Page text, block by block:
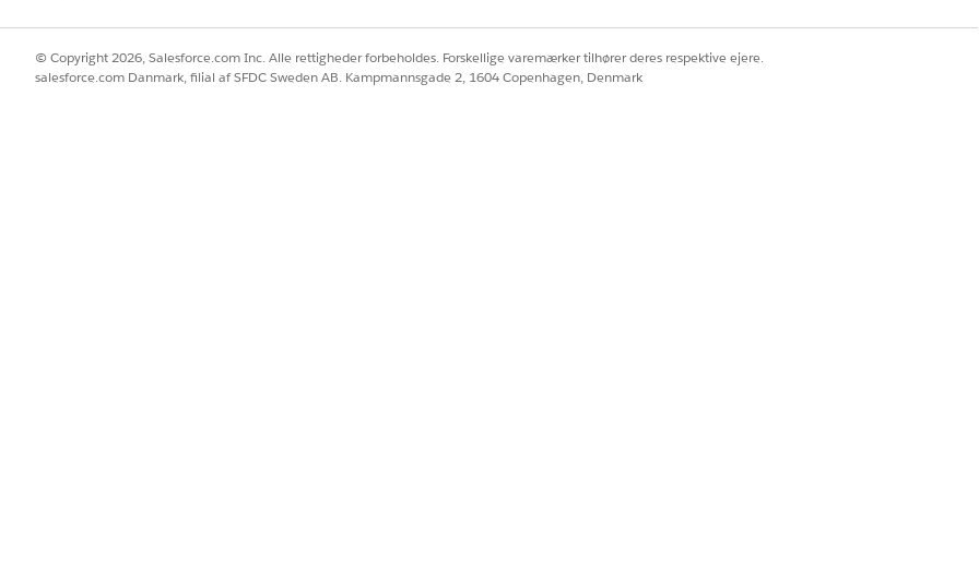
© Copyright 2026, Salesforce.com Inc. Alle rettigheder forbeholdes. Forskellige varemærker tilhører deres respektive ejere.
salesforce.com Danmark, filial af SFDC Sweden AB. Kampmannsgade 2, 1604 Copenhagen, Denmark